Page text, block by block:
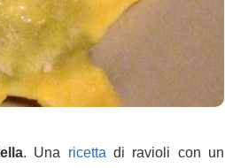
. Una ricetta di ravioli con un